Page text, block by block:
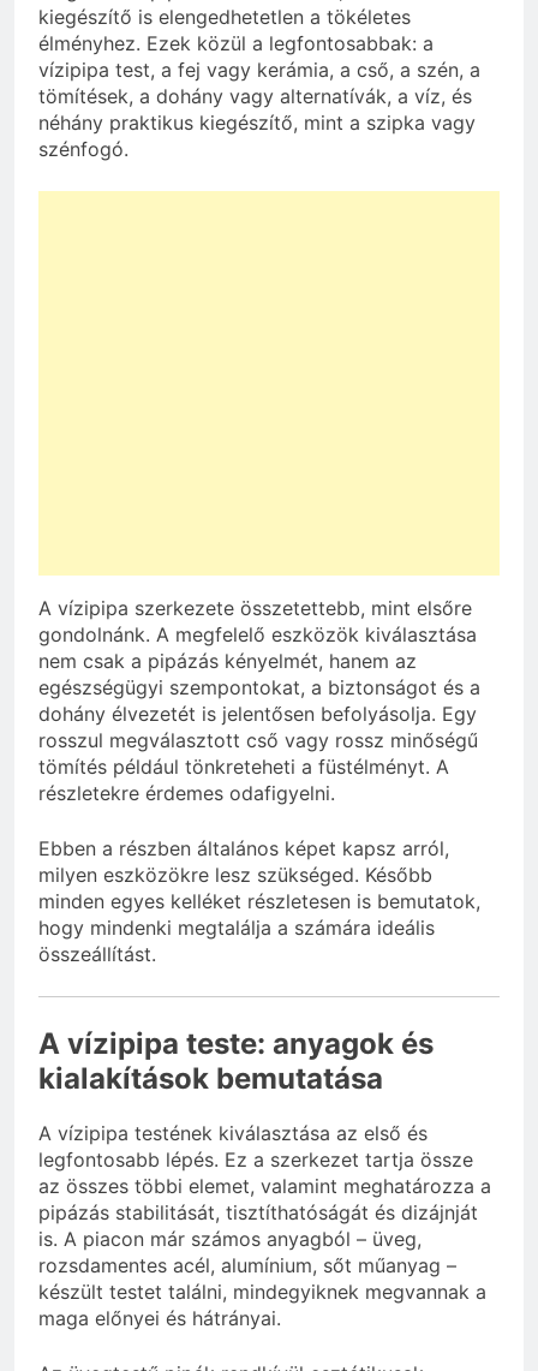
kiegészítő is elengedhetetlen a tökéletes
élményhez. Ezek közül a legfontosabbak: a
vízipipa test, a fej vagy kerámia, a cső, a szén, a
tömítések, a dohány vagy alternatívák, a víz, és
néhány praktikus kiegészítő, mint a szipka vagy
szénfogó.
A vízipipa szerkezete összetettebb, mint elsőre
gondolnánk. A megfelelő eszközök kiválasztása
nem csak a pipázás kényelmét, hanem az
egészségügyi szempontokat, a biztonságot és a
dohány élvezetét is jelentősen befolyásolja. Egy
rosszul megválasztott cső vagy rossz minőségű
tömítés például tönkreteheti a füstélményt. A
részletekre érdemes odafigyelni.
Ebben a részben általános képet kapsz arról,
milyen eszközökre lesz szükséged. Később
minden egyes kelléket részletesen is bemutatok,
hogy mindenki megtalálja a számára ideális
összeállítást.
A vízipipa teste: anyagok és
kialakítások bemutatása
A vízipipa testének kiválasztása az első és
legfontosabb lépés. Ez a szerkezet tartja össze
az összes többi elemet, valamint meghatározza a
pipázás stabilitását, tisztíthatóságát és dizájnját
is. A piacon már számos anyagból – üveg,
rozsdamentes acél, alumínium, sőt műanyag –
készült testet találni, mindegyiknek megvannak a
maga előnyei és hátrányai.